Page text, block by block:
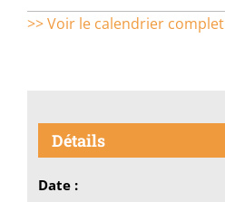
>> Voir le calendrier complet
Détails
Date :